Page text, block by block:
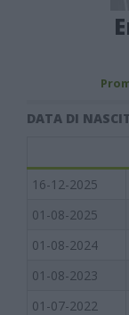
DATA DI
16-12-2025
01-08-2025
01-08-2024
01-08-2023
01-07-2022